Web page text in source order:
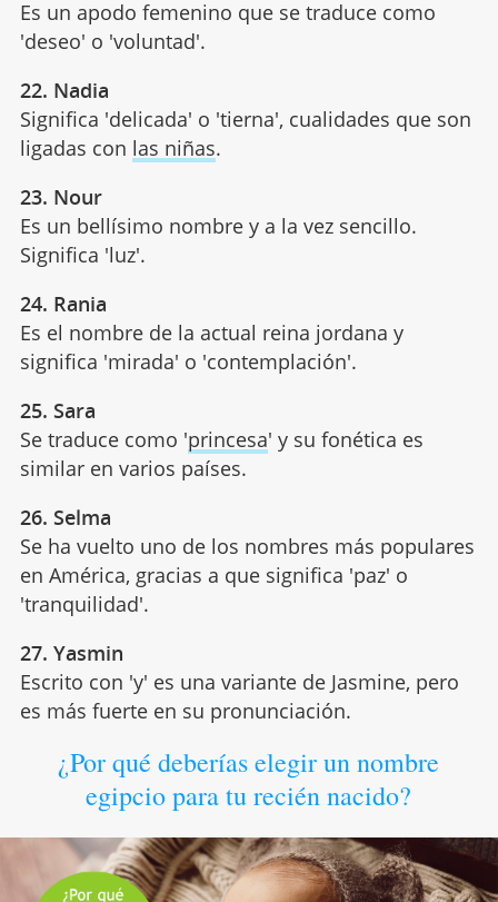
Es un apodo femenino que se traduce como
'deseo' o 'voluntad'.
22. Nadia
Significa 'delicada' o 'tierna', cualidades que son
ligadas con las niñas.
23. Nour
Es un bellísimo nombre y a la vez sencillo.
Significa 'luz'.
24. Rania
Es el nombre de la actual reina jordana y
significa 'mirada' o 'contemplación'.
25. Sara
Se traduce como 'princesa' y su fonética es
similar en varios países.
26. Selma
Se ha vuelto uno de los nombres más populares
en América, gracias a que significa 'paz' o
'tranquilidad'.
27. Yasmin
Escrito con 'y' es una variante de Jasmine, pero
es más fuerte en su pronunciación.
¿Por qué deberías elegir un nombre
egipcio para tu recién nacido?